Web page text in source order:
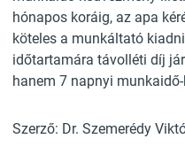
hónapos koráig, az apa
köteles a munkáltató
időtartamára távolléti díj
hanem 7 napnyi
Szerző: Dr. Szemerédy